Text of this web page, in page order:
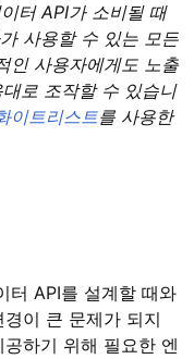
터 API가 소비될 때
사용할 수 있는 모든
인 사용자에게도 노출
로 조작할 수 있습니
이트리스트를 사용한
터 API를 설계할 때와
이 큰 문제가 되지
하기 위해 필요한 엔